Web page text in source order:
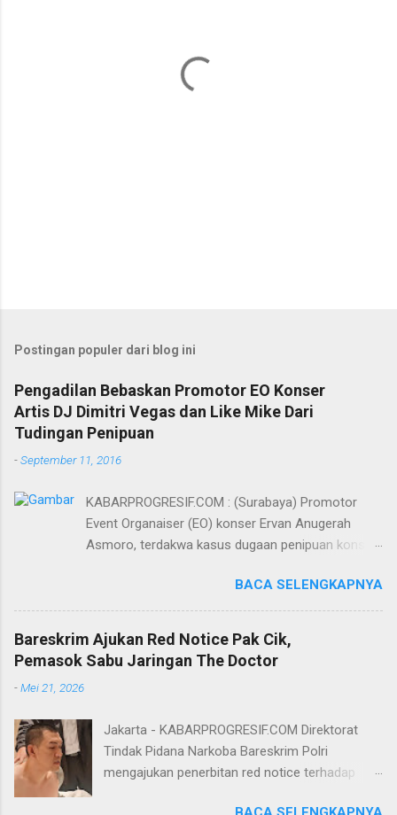
Postingan populer dari blog ini
Pengadilan Bebaskan Promotor EO Konser
Artis DJ Dimitri Vegas dan Like Mike Dari
Tudingan Penipuan
-September 11, 2016
KABARPROGRESIF.COM : (Surabaya) Promotor
Event Organaiser (EO) konser Ervan Anugerah
Asmoro, terdakwa kasus dugaan penipuan konser
dari tuntutan 1,5 tahun penjara yang diajukan Jaksa
Penuntut Umum (JPU) Darwis dari Kejari Surabaya.
Oleh majelis hakim yang diketuai Sigit Sutanto SH
MH, kasus penipuan yang menjerat Ervan tersebut
dinyatakan bukan perkara pidana. Dalam
terdakwa Ervan tersebut tidak terdapat unsur
penipuan sehingga dianggap bukan merupakan
tindak pidana. Menurut majelis hakim, kasus yang
menjerat Ervan merupakan hubungan hukum
BACA SELENGKAPNYA
Bareskrim Ajukan Red Notice Pak Cik,
Pemasok Sabu Jaringan The Doctor
-Mei 21, 2026
Jakarta - KABARPROGRESIF.COM Direktorat
Tindak Pidana Narkoba Bareskrim Polri
mengajukan penerbitan red notice terhadap